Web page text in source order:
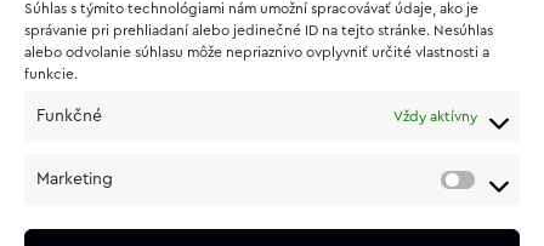
Súhlas s týmito technológiami nám umožní spracovávať údaje, ako je
správanie pri prehliadaní alebo jedinečné ID na tejto stránke. Nesúhlas
alebo odvolanie súhlasu môže nepriaznivo ovplyvniť určité vlastnosti a
funkcie.
Funkčné Vždy aktívny
Marketing
O NÁKUPE
Vrátenie a reklamácia tovaru